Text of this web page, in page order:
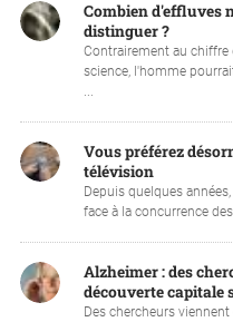
Combien d'effluves
distinguer ?
Contrairement au chiffre
science, l'homme
...
Vous préférez
télévision
Depuis quelques
face à la concurrence
Alzheimer : des
découverte capitale
Des chercheurs